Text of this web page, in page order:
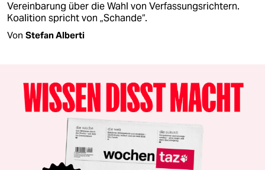
Vereinbarung über die Wahl von Verfassungsrichtern.
Koalition spricht von „Schande“.
Von Stefan Alberti